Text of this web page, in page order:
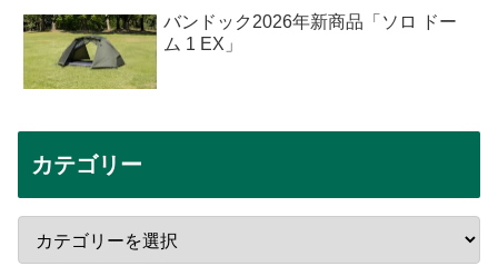
バンドック2026年新商品「ソロ ドー
ム 1 EX」
カテゴリー